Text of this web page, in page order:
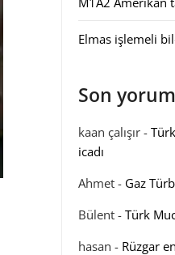
Elmas işlemeli
Son
kaan çalışır-
icadı
Ahmet- Gaz
Bülent- Türk
hasan - Rüzgar